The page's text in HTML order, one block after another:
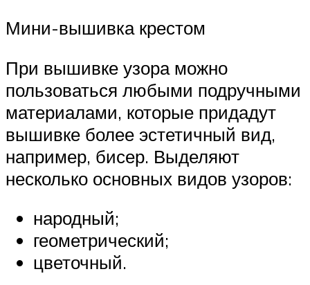
Мини-вышивка крестом
При вышивке узора можно
пользоваться любыми подручными
материалами, которые придадут
вышивке более эстетичный вид,
например, бисер. Выделяют
несколько основных видов узоров:
народный;
геометрический;
цветочный.